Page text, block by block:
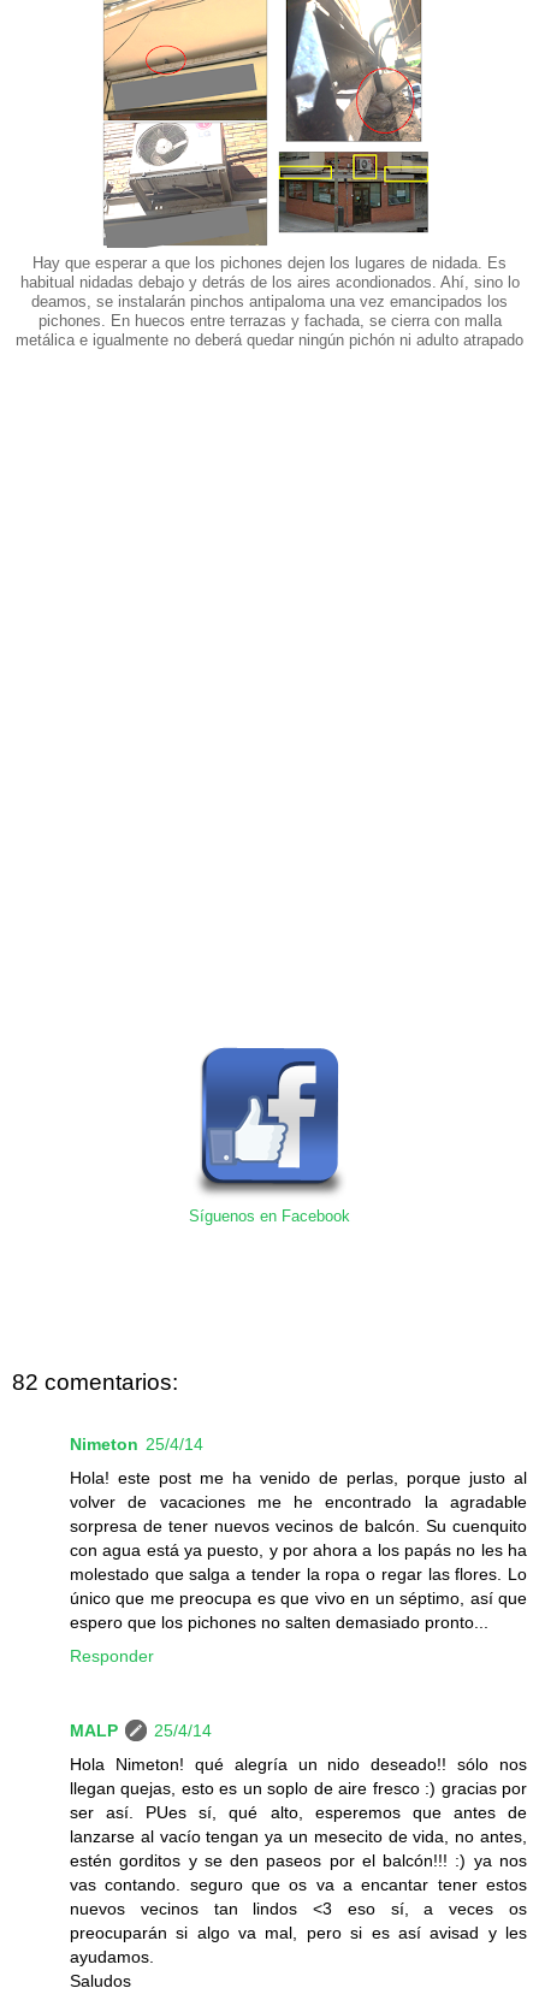
Hay que esperar a que los pichones dejen los lugares de nidada. Es
habitual nidadas debajo y detrás de los aires acondionados. Ahí, sino lo
deamos, se instalarán pinchos antipaloma una vez emancipados los
pichones. En huecos entre terrazas y fachada, se cierra con malla
metálica e igualmente no deberá quedar ningún pichón ni adulto atrapado
Síguenos en Facebook
82 comentarios:
Nimeton 25/4/14
Hola! este post me ha venido de perlas, porque justo al
volver de vacaciones me he encontrado la agradable
sorpresa de tener nuevos vecinos de balcón. Su cuenquito
con agua está ya puesto, y por ahora a los papás no les ha
molestado que salga a tender la ropa o regar las flores. Lo
único que me preocupa es que vivo en un séptimo, así que
espero que los pichones no salten demasiado pronto...
Responder
MALP
25/4/14
Hola Nimeton! qué alegría un nido deseado!! sólo nos
llegan quejas, esto es un soplo de aire fresco :) gracias por
ser así. PUes sí, qué alto, esperemos que antes de
lanzarse al vacío tengan ya un mesecito de vida, no antes,
estén gorditos y se den paseos por el balcón!!! :) ya nos
vas contando. seguro que os va a encantar tener estos
nuevos vecinos tan lindos <3 eso sí, a veces os
preocuparán si algo va mal, pero si es así avisad y les
ayudamos.
Saludos